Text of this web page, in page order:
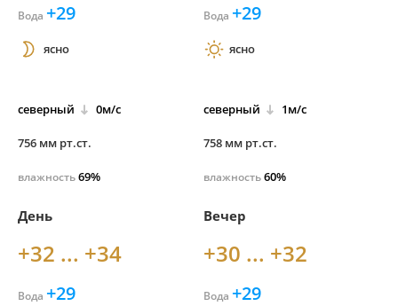
Вода +29
ясно
северный 0м/с
756 мм рт.ст.
влажность69%
Вода +29
ясно
северный 1м/с
758 мм рт.ст.
влажность60%
День
+32 ... +34
Вода +29
Вечер
+30 ... +32
Вода +29